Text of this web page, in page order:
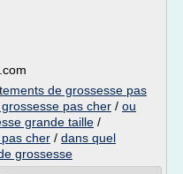
de grossesse pas
pas cher / ou
grande taille /
cher / dans quel
grossesse